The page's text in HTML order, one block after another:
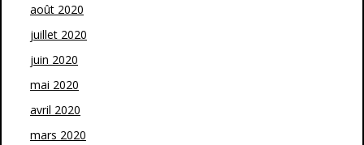
août 2020
juillet 2020
juin 2020
mai 2020
avril 2020
mars 2020